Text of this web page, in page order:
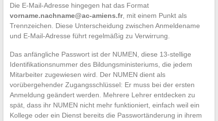
Die E-Mail-Adresse hingegen hat das Format
vorname.nachname@ac-amiens.fr, mit einem Punkt als
Trennzeichen. Diese Unterscheidung zwischen Anmeldename
und E-Mail-Adresse führt regelmäßig zu Verwirrung.
Das anfängliche Passwort ist der NUMEN, diese 13-stellige
Identifikationsnummer des Bildungsministeriums, die jedem
Mitarbeiter zugewiesen wird. Der NUMEN dient als
vorübergehender Zugangsschlüssel: Er muss bei der ersten
Anmeldung geändert werden. Mehrere Lehrer entdecken zu
spät, dass ihr NUMEN nicht mehr funktioniert, einfach weil ein
Kollege oder ein Dienst bereits die Passwortänderung in ihrem